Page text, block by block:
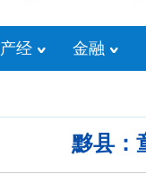
产经 金融
黟县：